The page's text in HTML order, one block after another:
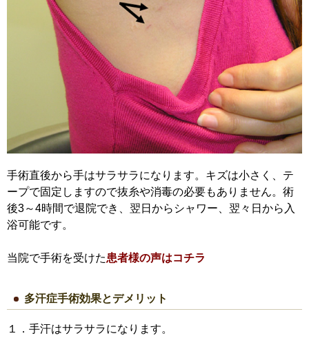
手術直後から手はサラサラになります。キズは小さく、テ
ープで固定しますので抜糸や消毒の必要もありません。術
後3～4時間で退院でき、翌日からシャワー、翌々日から入
浴可能です。
当院で手術を受けた患者様の声はコチラ
多汗症手術効果とデメリット
１．手汗はサラサラになります。